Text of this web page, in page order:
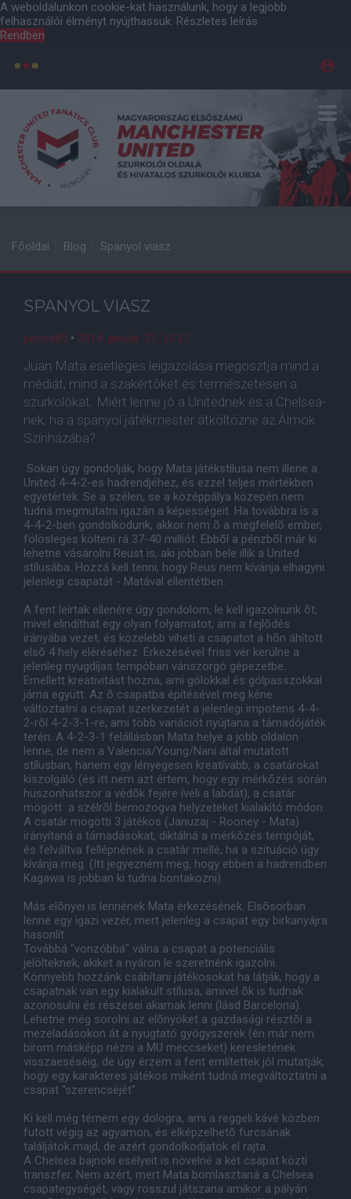
A weboldalunkon cookie-kat használunk, hogy a legjobb
felhasználói élményt nyújthassuk. Részletes leírás
Rendben
Főoldal Blog Spanyol viasz
SPANYOL VIASZ
pecse85 • 2014. január. 21. 10:37
Juan Mata esetleges leigazolása megosztja mind a
médiát, mind a szakértõket és természetesen a
szurkolókat. Miért lenne jó a Unitednek és a Chelsea-
nek, ha a spanyol játékmester átköltözne az Álmok
Színházába?
Sokan úgy gondolják, hogy Mata játékstílusa nem illene a
United 4-4-2-es hadrendjéhez, és ezzel teljes mértékben
egyetértek. Se a szélen, se a középpálya közepén nem
tudná megmutatni igazán a képességeit. Ha továbbra is a
4-4-2-ben gondolkodunk, akkor nem õ a megfelelõ ember,
fölösleges költeni rá 37-40 milliót. Ebbõl a pénzbõl már ki
lehetne vásárolni Reust is, aki jobban bele illik a United
stílusába. Hozzá kell tenni, hogy Reus nem kívánja elhagyni
jelenlegi csapatát - Matával ellentétben.
A fent leírtak ellenére úgy gondolom, le kell igazolnunk õt,
mivel elindíthat egy olyan folyamatot, ami a fejlõdés
irányába vezet, és közelebb viheti a csapatot a hõn áhított
elsõ 4 hely eléréséhez. Érkezésével friss vér kerülne a
jelenleg nyugdíjas tempóban vánszorgó gépezetbe.
Emellett kreativitást hozna, ami gólokkal és gólpasszokkal
járna együtt. Az õ csapatba építésével meg kéne
változtatni a csapat szerkezetét a jelenlegi impotens 4-4-
2-rõl 4-2-3-1-re, ami több variációt nyújtana a támadójáték
terén. A 4-2-3-1 felállásban Mata helye a jobb oldalon
lenne, de nem a Valencia/Young/Nani által mutatott
stílusban, hanem egy lényegesen kreatívabb, a csatárokat
kiszolgáló (és itt nem azt értem, hogy egy mérkõzés során
huszonhatszor a védõk fejére íveli a labdát), a csatár
mögött a szélrõl bemozogva helyzeteket kialakító módon.
A csatár mögötti 3 játékos (Januzaj - Rooney - Mata)
irányítaná a támadásokat, diktálná a mérkõzés tempóját,
és felváltva fellépnének a csatár mellé, ha a szituáció úgy
kívánja meg. (Itt jegyezném meg, hogy ebben a hadrendben
Kagawa is jobban ki tudna bontakozni).
Más elõnyei is lennének Mata érkezésének. Elsõsorban
lenne egy igazi vezér, mert jelenleg a csapat egy birkanyájra
hasonlít.
Továbbá "vonzóbbá" válna a csapat a potenciális
jelölteknek, akiket a nyáron le szeretnénk igazolni.
Könnyebb hozzánk csábítani játékosokat ha látják, hogy a
csapatnak van egy kialakult stílusa, amivel õk is tudnak
azonosulni és részesei akarnak lenni (lásd Barcelona).
Lehetne még sorolni az elõnyöket a gazdasági résztõl a
mezeladásokon át a nyugtató gyógyszerek (én már nem
bírom másképp nézni a MU meccseket) keresletének
visszaeséséig, de úgy érzem a fent említettek jól mutatják,
hogy egy karakteres játékos miként tudná megváltoztatni a
csapat "szerencséjét".
Ki kell még térnem egy dologra, ami a reggeli kávé közben
futott végig az agyamon, és elképzelhetõ furcsának
találjátok majd, de azért gondolkodjatok el rajta.
A Chelsea bajnoki esélyeit is növelné a két csapat közti
transzfer. Nem azért, mert Mata bomlasztaná a Chelsea
csapategységét, vagy rosszul játszana amikor a pályán